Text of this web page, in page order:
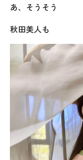
あ、そうそう
秋田美人も